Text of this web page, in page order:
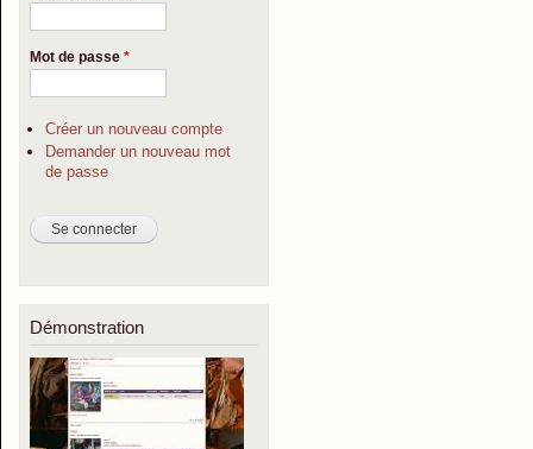
Mot de passe *
Créer un nouveau compte
Demander un nouveau mot
de passe
Démonstration